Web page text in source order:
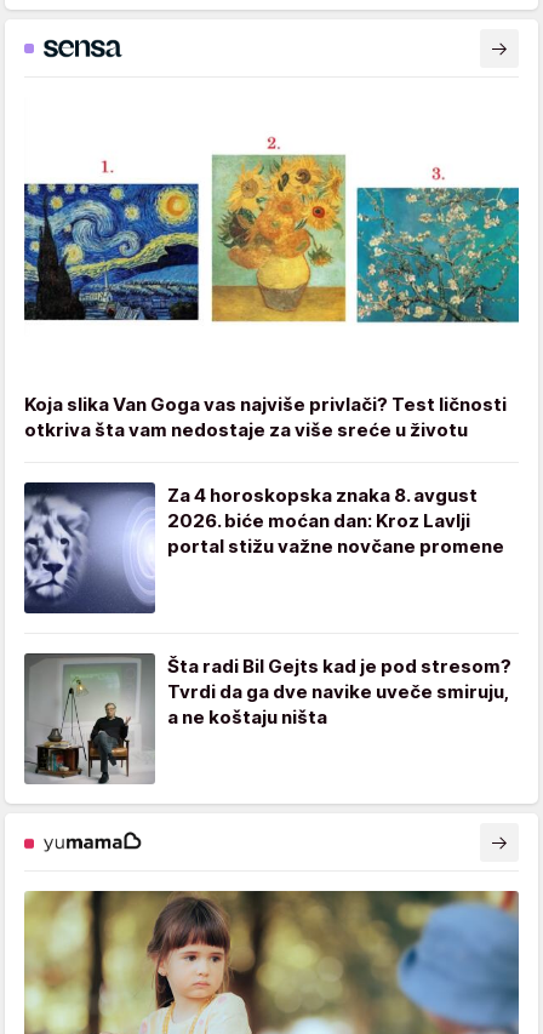
Koja slika Van Goga vas najviše privlači? Test ličnosti
otkriva šta vam nedostaje za više sreće u životu
Za 4 horoskopska znaka 8. avgust
2026. biće moćan dan: Kroz Lavlji
portal stižu važne novčane promene
Šta radi Bil Gejts kad je pod stresom?
Tvrdi da ga dve navike uveče smiruju,
a ne koštaju ništa